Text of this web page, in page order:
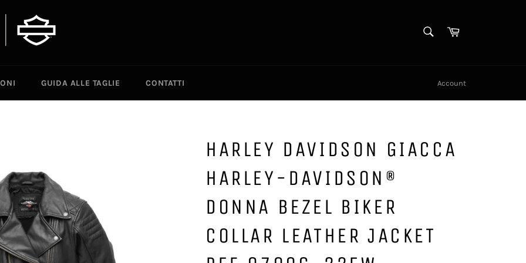
Carrello
GUIDA ALLE TAGLIE CONTATTI Account
HARLEY DAVIDSON GIACCA
HARLEY-DAVIDSON®
DONNA BEZEL BIKER
COLLAR LEATHER JACKET